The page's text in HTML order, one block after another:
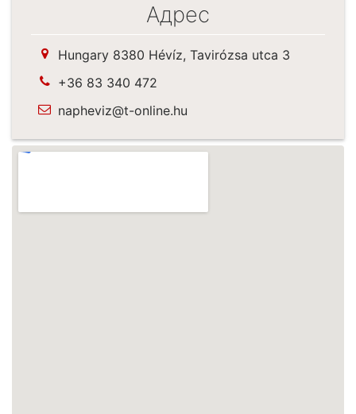
Адрес
Hungary 8380 Hévíz, Tavirózsa utca 3
+36 83 340 472
napheviz@t-online.hu